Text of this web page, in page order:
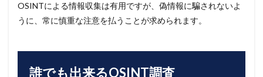
OSINTによる情報収集は有用ですが、偽情報に騙されないよ
うに、常に慎重な注意を払うことが求められます。
誰でも出来るOSINT調査